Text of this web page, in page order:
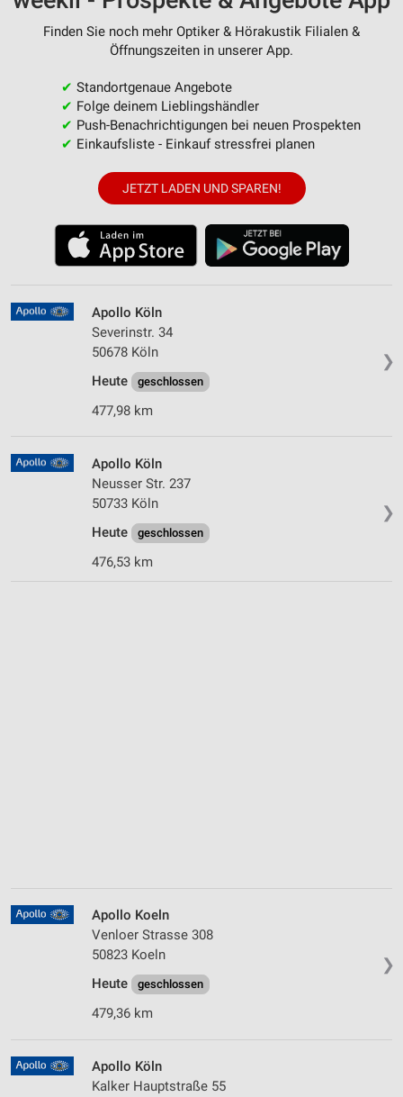
Finden Sie noch mehr Optiker & Hörakustik Filialen &
Öffnungszeiten in unserer App.
✔ Standortgenaue Angebote
✔ Folge deinem Lieblingshändler
✔ Push-Benachrichtigungen bei neuen Prospekten
✔ Einkaufsliste - Einkauf stressfrei planen
JETZT LADEN UND SPAREN!
❯
Apollo Köln
Severinstr. 34
50678 Köln
Heute
geschlossen
477,98 km
❯
Apollo Köln
Neusser Str. 237
50733 Köln
Heute
geschlossen
476,53 km
❯
Apollo Koeln
Venloer Strasse 308
50823 Koeln
Heute
geschlossen
479,36 km
Apollo Köln
Kalker Hauptstraße 55